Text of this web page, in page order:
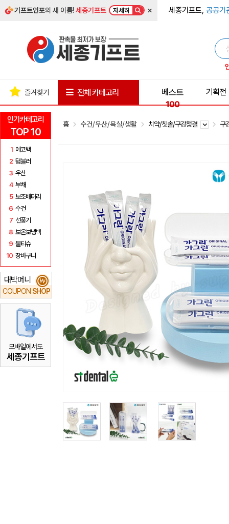
기프트인포의 새 이름!세종기프트 자세히 × 세종기프트, 공공기
인기카테고리
TOP 10
1 에코백
2 텀블러
3 우산
4 부채
5 보조배터리
6 수건
7 선풍기
8 보온보냉백
9 물티슈
10 장바구니
대박머니
COUPON SHOP
₩
모바일에서도
세종기프트
즐겨찾기 전체 카테고리
베스트
100
기획전
홈 수건/우산/욕실/생활 치약/칫솔/구강청결 구